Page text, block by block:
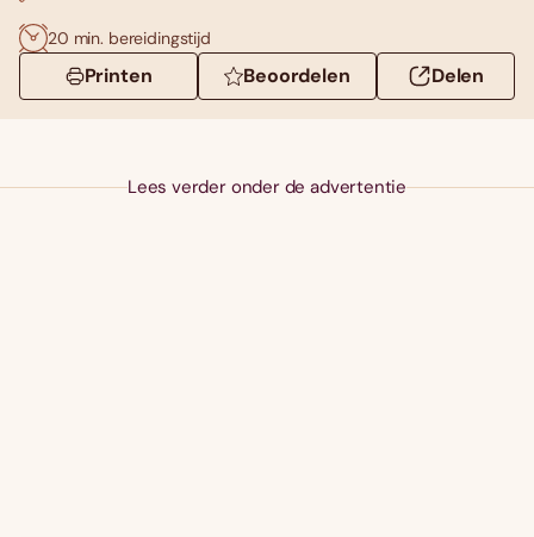
20 min. bereidingstijd
Printen Beoordelen Delen
Lees verder onder de advertentie